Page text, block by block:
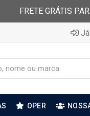
FRETE GRÁTIS
OPER